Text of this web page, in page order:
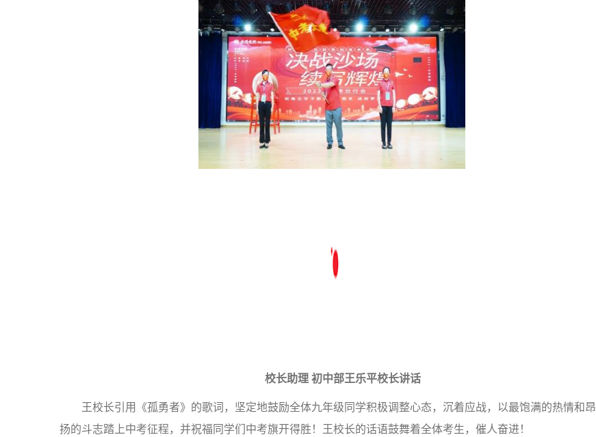
校长助理 初中部王乐平校长讲话
王校长引用《孤勇者》的歌词，坚定地鼓励全体九年级同学积极调整心态，沉着应战，以最饱满的热情和昂
扬的斗志踏上中考征程，并祝福同学们中考旗开得胜！王校长的话语鼓舞着全体考生，催人奋进！